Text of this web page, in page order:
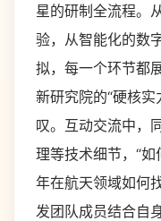
星的研制全流程。
验，从智能化的数
拟，每一个环节都
新研究院的“硬核
叹。互动交流中，
理等技术细节，“如
年在航天领域如何
发团队成员结合自